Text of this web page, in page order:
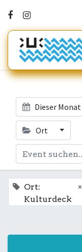
Dieser Monat
Ort
Ort:
Kulturdeck
×